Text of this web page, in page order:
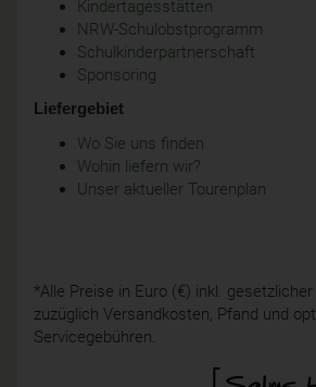
Kindertagesstätten
NRW-Schulobstprogramm
Schulkinderpartnerschaft
Sponsoring
Liefergebiet
Wo Sie uns finden
Wohin liefern wir?
Unser aktueller Tourenplan
*Alle Preise in Euro (€) inkl.
zuzüglich Versandkosten, Pfand und
Servicegebühren.